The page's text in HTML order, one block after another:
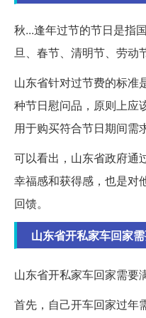
秋...逢年过节的节日是指
旦、春节、清明节、劳动
山东省针对过节费的标准
种节日慰问品，原则上应
用于购买符合节日期间需
可以看出，山东省政府通
幸福感和获得感，也是对
回馈。
山东省开私家车回家
山东省开私家车回家需要
首先，自己开车回家过年